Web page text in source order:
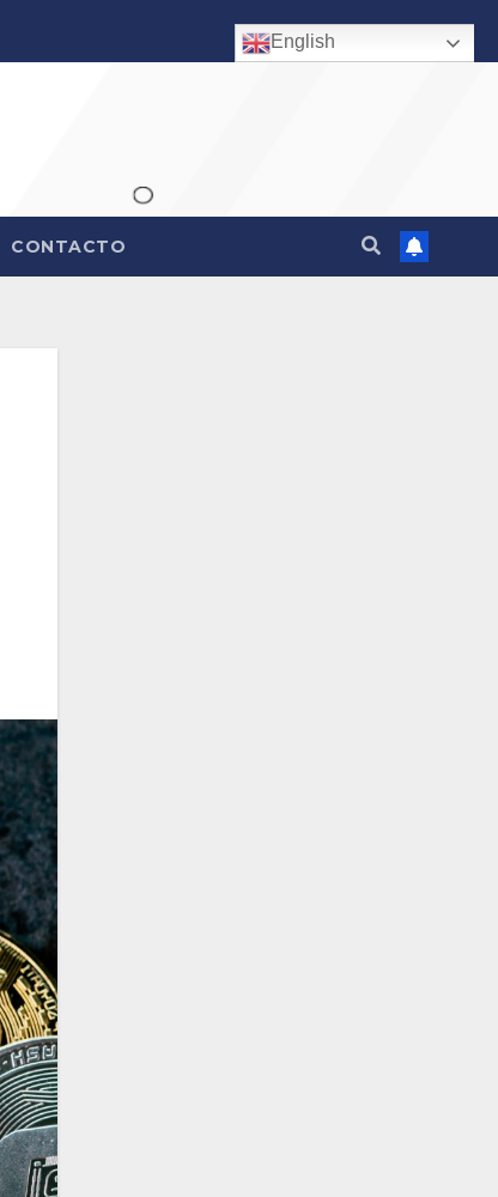
CONTACTO
English